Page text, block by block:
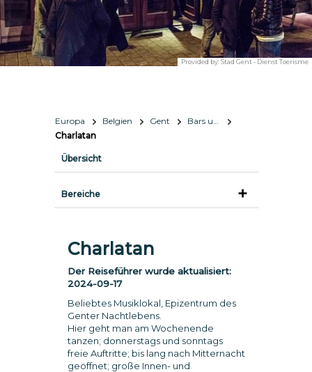
Provided by:Stad Gent - Dienst Toerisme
Europa Belgien Gent
Bars und Nachtleben
Charlatan
Übersicht
Bereiche
Charlatan
Der Reiseführer wurde aktualisiert:
2024-09-17
Beliebtes Musiklokal, Epizentrum des
Genter Nachtlebens.
Hier geht man am Wochenende
tanzen; donnerstags und sonntags
freie Auftritte; bis lang nach Mitternacht
geöffnet; große Innen- und